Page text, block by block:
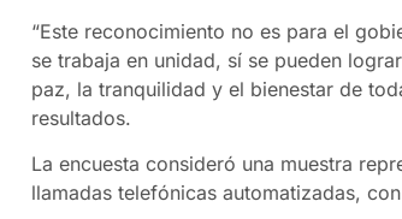
“Este reconocimiento no es para el
se trabaja en unidad, sí se pueden
paz, la tranquilidad y el bienestar de
resultados.
La encuesta consideró una muestra
llamadas telefónicas automatizadas,